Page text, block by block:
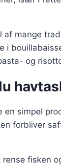
af mange
i
og
simpel
forbliver
fisken